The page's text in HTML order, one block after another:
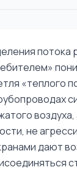
«теплого
воздуха,
не
дают